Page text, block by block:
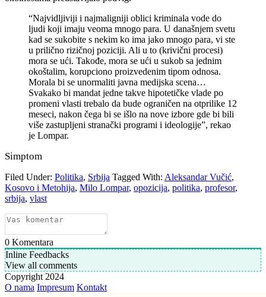
“Najvidljiviji i najmaligniji oblici kriminala vode do
ljudi koji imaju veoma mnogo para. U današnjem svetu
kad se sukobite s nekim ko ima jako mnogo para, vi ste
u prilično rizičnoj poziciji. Ali u to (krivični procesi)
mora se ući. Takođe, mora se ući u sukob sa jednim
okoštalim, korupciono proizvedenim tipom odnosa.
Morala bi se unormaliti javna medijska scena…
Svakako bi mandat jedne takve hipotetičke vlade po
promeni vlasti trebalo da bude ograničen na otprilike 12
meseci, nakon čega bi se išlo na nove izbore gde bi bili
više zastupljeni stranački programi i ideologije”, rekao
je Lompar.
Simptom
Filed Under: Politika, Srbija Tagged With: Aleksandar Vučić,
Kosovo i Metohija, Milo Lompar, opozicija, politika, profesor,
srbija, vlast
0 Komentara
Inline Feedbacks
View all comments
Copyright 2024
O nama Impresum Kontakt